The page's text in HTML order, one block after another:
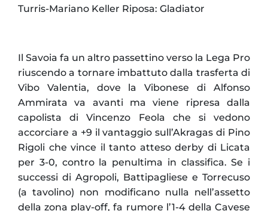
Turris-Mariano Keller Riposa: Gladiator
Il Savoia fa un altro passettino verso la Lega Pro
riuscendo a tornare imbattuto dalla trasferta di
Vibo Valentia, dove la Vibonese di Alfonso
Ammirata va avanti ma viene ripresa dalla
capolista di Vincenzo Feola che si vedono
accorciare a +9 il vantaggio sull’Akragas di Pino
Rigoli che vince il tanto atteso derby di Licata
per 3-0, contro la penultima in classifica. Se i
successi di Agropoli, Battipagliese e Torrecuso
(a tavolino) non modificano nulla nell’assetto
della zona play-off, fa rumore l’1-4 della Cavese